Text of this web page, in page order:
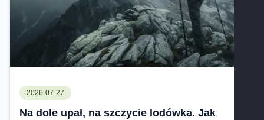
2026-07-27
Na dole upał, na szczycie lodówka. Jak